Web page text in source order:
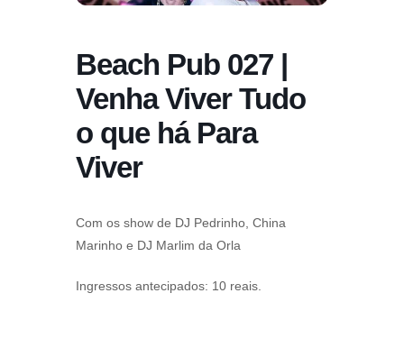
Beach Pub 027 |
Venha Viver Tudo
o que há Para
Viver
Com os show de DJ Pedrinho, China
Marinho e DJ Marlim da Orla
Ingressos antecipados: 10 reais.